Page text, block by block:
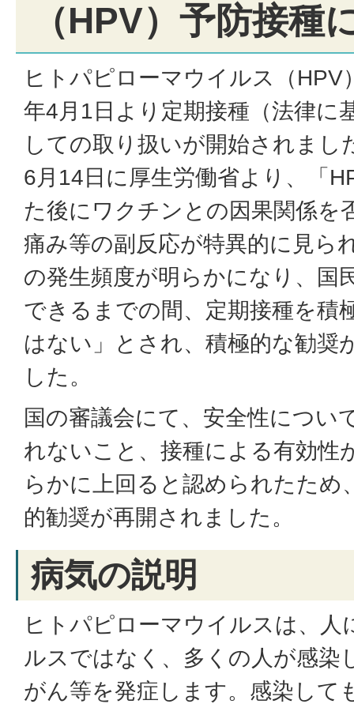
（HPV）予防接種
ヒトパピローマウイルス（HPV
年4月1日より定期接種（法律に
しての取り扱いが開始されまし
6月14日に厚生労働省より、「
た後にワクチンとの因果関係を
痛み等の副反応が特異的に見ら
の発生頻度が明らかになり、国
できるまでの間、定期接種を積
はない」とされ、積極的な勧奨
した。
国の審議会にて、安全性につい
れないこと、接種による有効性
らかに上回ると認められたため
的勧奨が再開されました。
病気の説明
ヒトパピローマウイルスは、人
ルスではなく、多くの人が感染
がん等を発症します。感染して